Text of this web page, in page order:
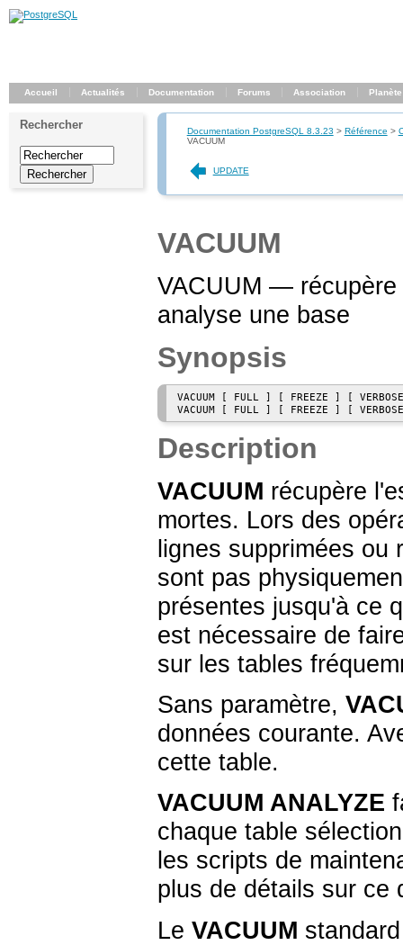
Accueil Actualités Documentation Forums Association Planète
Rechercher Documentation PostgreSQL 8.3.23 > Référence >
VACUUM
UPDATE
VACUUM
VACUUM — récupère
analyse une base
Synopsis
VACUUM [ FULL ] [ FREEZE ] [
VACUUM [ FULL ] [ FREEZE ] [
Description
VACUUM récupère
mortes. Lors des
lignes supprimées
sont pas
présentes jusqu'à ce
est nécessaire de
sur les tables
Sans paramètre,
données courante.
cette table.
VACUUM ANALYZE
chaque table
les scripts de
plus de détails sur ce
Le VACUUM